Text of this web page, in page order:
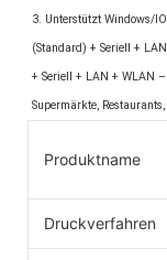
3. Unterstützt Windows/
(Standard) + Seriell +
+ Seriell + LAN + WLAN
Supermärkte,
Produktname
Druckverfahren